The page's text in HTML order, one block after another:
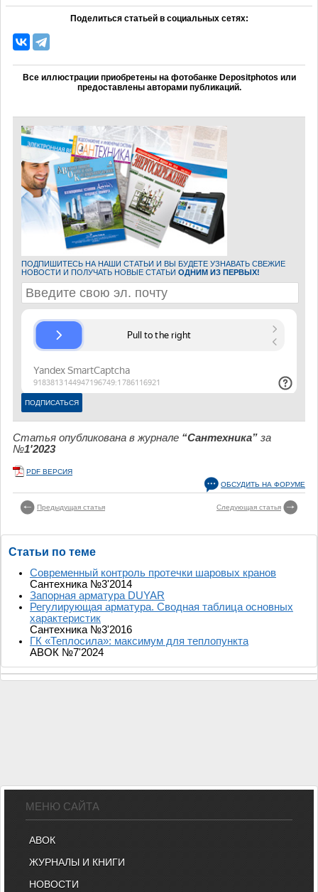
Поделиться статьей в социальных сетях:
Все иллюстрации приобретены на фотобанке Depositphotos или
предоставлены авторами публикаций.
ПОДПИШИТЕСЬ НА НАШИ СТАТЬИ И ВЫ БУДЕТЕ УЗНАВАТЬ СВЕЖИЕ
НОВОСТИ И ПОЛУЧАТЬ НОВЫЕ СТАТЬИ ОДНИМ ИЗ ПЕРВЫХ!
Статья опубликована в журнале “Сантехника” за
№1'2023
PDF ВЕРСИЯ
ОБСУДИТЬ НА ФОРУМЕ
Предыдущая статья Следующая статья
Статьи по теме
Современный контроль протечки шаровых кранов
Сантехника №3'2014
Запорная арматура DUYAR
Регулирующая арматура. Сводная таблица основных
характеристик
Сантехника №3'2016
ГК «Теплосила»: максимум для теплопункта
АВОК №7'2024
МЕНЮ САЙТА
АВОК
ЖУРНАЛЫ И КНИГИ
НОВОСТИ